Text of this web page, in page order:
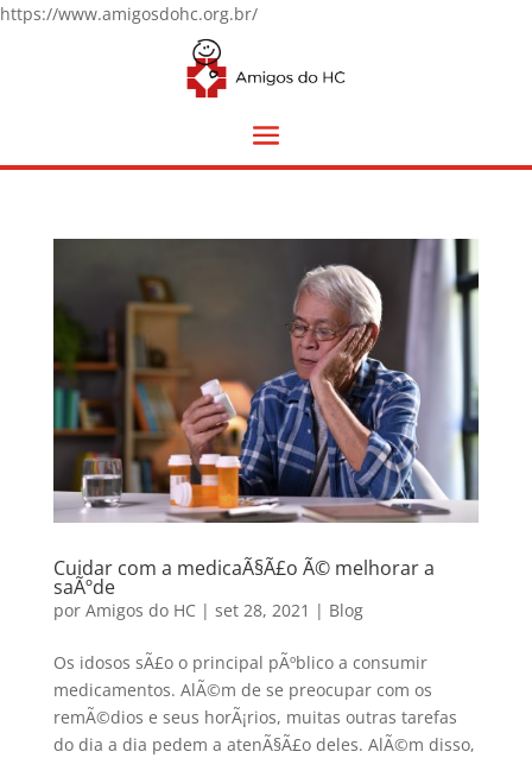
https://www.amigosdohc.org.br/
Cuidar com a medicaÃ§Ã£o Ã© melhorar a
saÃºde
por Amigos do HC | set 28, 2021 | Blog
Os idosos sÃ£o o principal pÃºblico a consumir
medicamentos. AlÃ©m de se preocupar com os
remÃ©dios e seus horÃ¡rios, muitas outras tarefas
do dia a dia pedem a atenÃ§Ã£o deles. AlÃ©m disso,